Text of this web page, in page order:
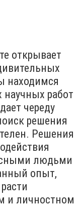
открывает
находимся
научных работ
череду
решения
Решения
людьми
опыт,
и личностном